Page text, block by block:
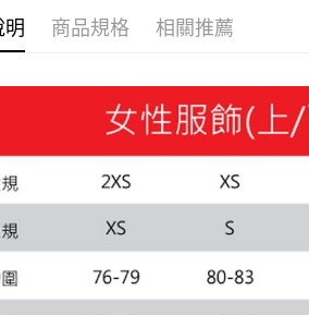
明 商品規格 相關推薦